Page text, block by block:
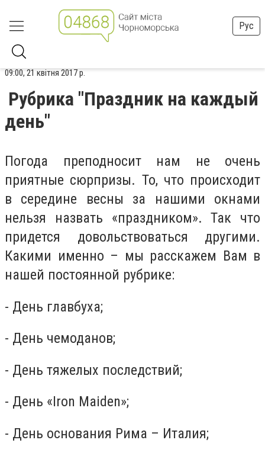
Рус
09:00, 21 квітня 2017 р.
Рубрика "Праздник на каждый
день"
Погода преподносит нам не очень
приятные сюрпризы. То, что происходит
в середине весны за нашими окнами
нельзя назвать «праздником». Так что
придется довольствоваться другими.
Какими именно – мы расскажем Вам в
нашей постоянной рубрике:
- День главбуха;
- День чемоданов;
- День тяжелых последствий;
- День «Iron Maiden»;
- День основания Рима – Италия;